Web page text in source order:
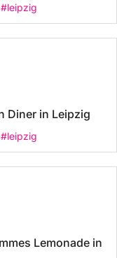
#leipzig
Diner in Leipzig
#leipzig
Lemonade in